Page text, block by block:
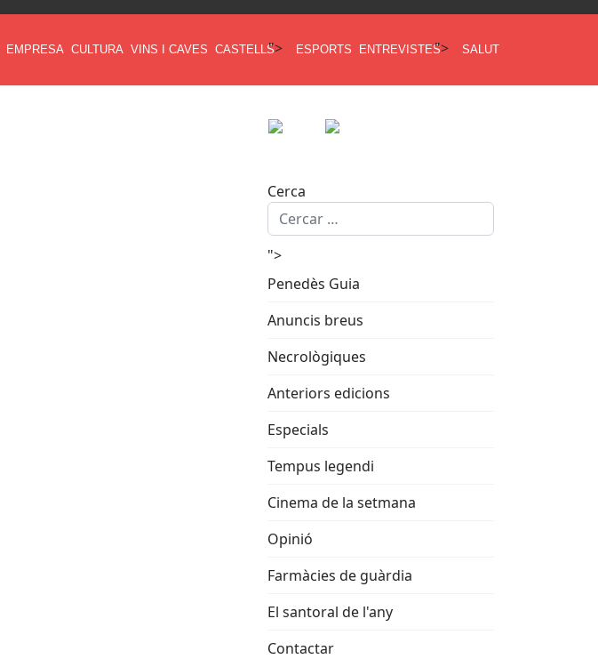
EMPRESA CULTURA VINS I CAVES CASTELLS"> ESPORTS ENTREVISTES"> SALUT
Cerca
">
Penedès Guia
Anuncis breus
Necrològiques
Anteriors edicions
Especials
Tempus legendi
Cinema de la setmana
Opinió
Farmàcies de guàrdia
El santoral de l'any
Contactar